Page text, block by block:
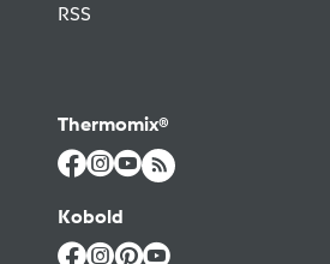
RSS
Thermomix®
Kobold